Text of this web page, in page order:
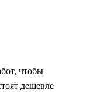
чтобы
дешевле